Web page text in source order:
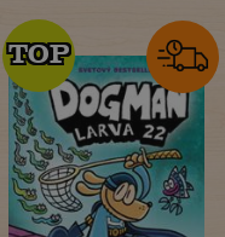
TOP
TOP